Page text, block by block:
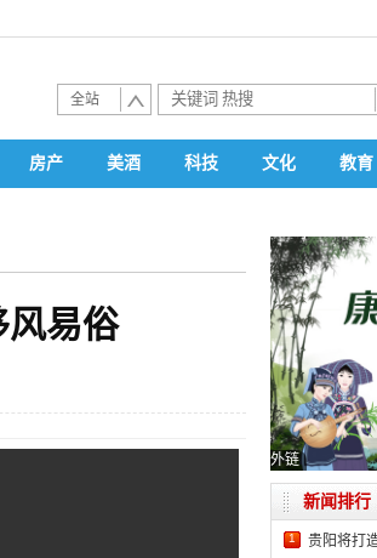
全站
房产 美酒 科技 文化 教育
风易俗
外链
新闻排行
1 贵阳将打